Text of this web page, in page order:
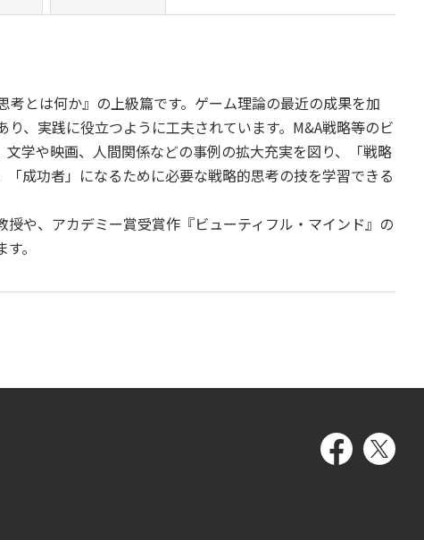
とは何か』の上級篇です。ゲーム理論の最近の成果を加
、実践に役立つように工夫されています。M&A戦略等のビ
学や映画、人間関係などの事例の拡大充実を図り、「戦略
成功者」になるために必要な戦略的思考の技を学習できる
や、アカデミー賞受賞作『ビューティフル・マインド』の
。